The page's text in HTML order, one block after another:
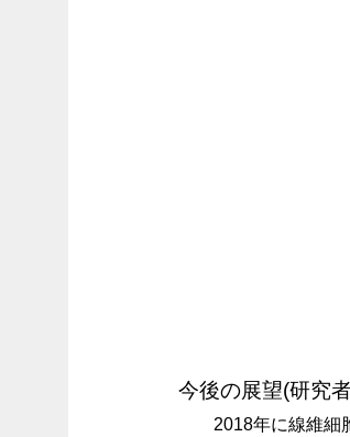
今後の展望(研究
2018年に線維細